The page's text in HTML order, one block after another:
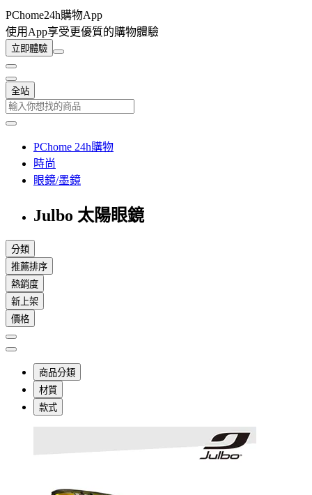
PChome24h購物App
使用App享受更優質的購物體驗
立即體驗
全站
PChome 24h購物
時尚
眼鏡/墨鏡
Julbo 太陽眼鏡
分類
推薦排序
熱銷度
新上架
價格
商品分類
材質
款式